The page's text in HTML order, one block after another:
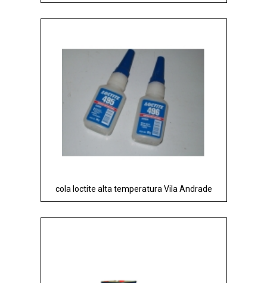
cola loctite alta temperatura Vila Andrade